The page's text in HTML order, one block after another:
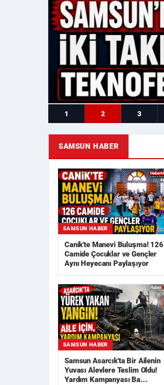
1 2 3
SAMSUN HABER
SAMSUN HABER
Canik'te Manevi Buluşma! 126
Camide Çocuklar ve Gençler
Aynı Heyecanı Paylaşıyor
SAMSUN HABER
Samsun Asarcık'ta Bir Ailenin
Yuvası Alevlere Teslim Oldu!
Yardım Kampanyası Ba...